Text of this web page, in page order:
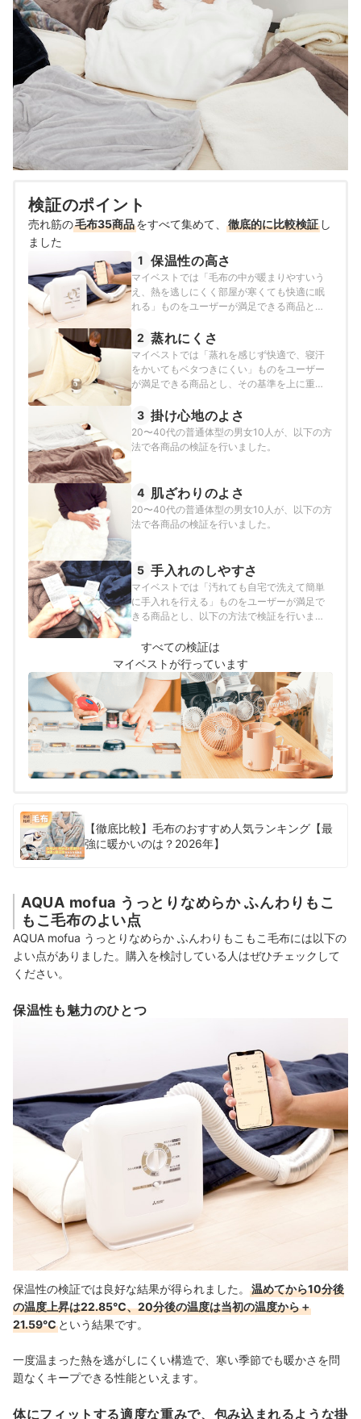
検証のポイント
売れ筋の毛布35商品をすべて集めて、 徹底的に比較検証 し
ました
1 保温性の高さ
マイベストでは「毛布の中が暖まりやすいう
え、熱を逃しにくく部屋が寒くても快適に眠
れる」ものをユーザーが満足できる商品と
均でおすすめ度をスコア化しました。
2 蒸れにくさ
マイベストでは「蒸れを感じず快適で、寝汗
をかいてもベタつきにくい」ものをユーザー
が満足できる商品とし、その基準を上に重ね
と定めて以下の方法で検証を行いました。
3 掛け心地のよさ
20〜40代の普通体型の男女10人が、以下の方
法で各商品の検証を行いました。
4 肌ざわりのよさ
20〜40代の普通体型の男女10人が、以下の方
法で各商品の検証を行いました。
5 手入れのしやすさ
マイベストでは「汚れても自宅で洗えて簡単
に手入れを行える」ものをユーザーが満足で
きる商品とし、以下の方法で検証を行いまし
すべての検証は
マイベストが行っています
【徹底比較】毛布のおすすめ人気ランキング【最
強に暖かいのは？2026年】
AQUA mofua うっとりなめらか ふんわりもこ
もこ毛布のよい点
AQUA mofua うっとりなめらか ふんわりもこもこ毛布には以下の
よい点がありました。購入を検討している人はぜひチェックして
ください。
保温性も魅力のひとつ
保温性の検証では良好な結果が得られました。
温めてから10分後
の温度上昇は22.85℃、20分後の温度は当初の温度から＋
21.59℃ という結果です。
一度温まった熱を逃がしにくい構造で、寒い季節でも暖かさを問
題なくキープできる性能といえます。
体にフィットする適度な重みで、包み込まれるような掛